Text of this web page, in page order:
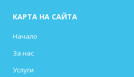
КАРТА НА САЙТА
Начало
За нас
Услуги